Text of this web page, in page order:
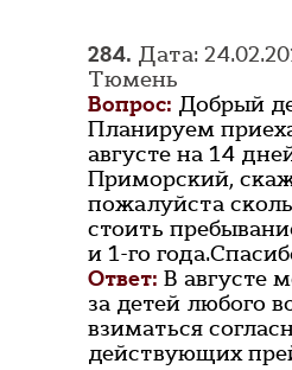
284. Дата:
Тюмень
Вопрос: Добрый
Планируем
августе на 14
Приморский,
пожалуйста
стоить
и 1-го
Ответ: В августе
за детей любого
взиматься
действующих